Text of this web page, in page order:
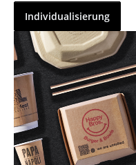
Individualisierung